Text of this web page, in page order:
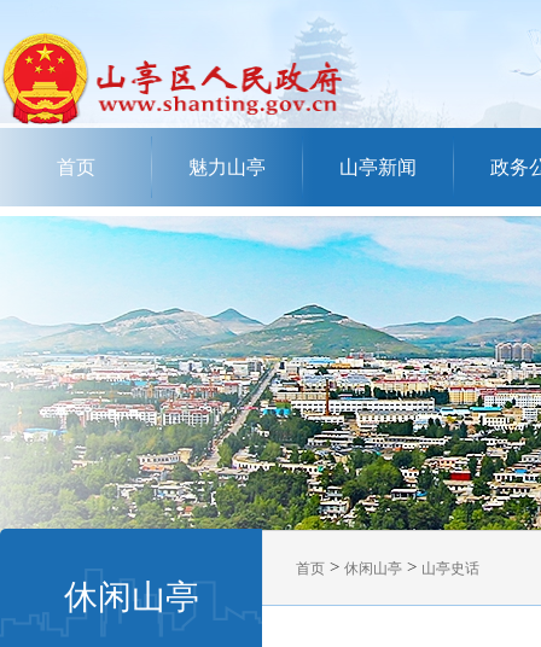
首页 魅力山亭 山亭新闻 政务
休闲山亭
首页 > 休闲山亭 > 山亭史话